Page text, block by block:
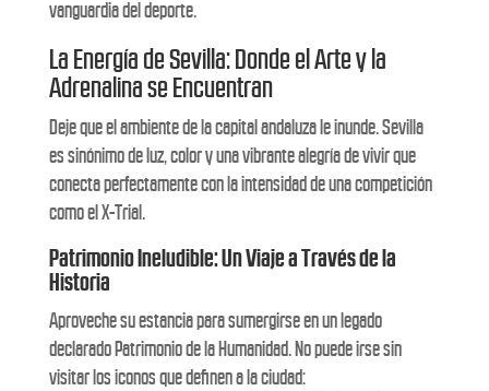
vanguardia del deporte.
La Energía de Sevilla: Donde el Arte y la
Adrenalina se Encuentran
Deje que el ambiente de la capital andaluza le inunde. Sevilla
es sinónimo de luz, color y una vibrante alegría de vivir que
conecta perfectamente con la intensidad de una competición
como el X-Trial.
Patrimonio Ineludible: Un Viaje a Través de la
Historia
Aproveche su estancia para sumergirse en un legado
declarado Patrimonio de la Humanidad. No puede irse sin
visitar los iconos que definen a la ciudad: